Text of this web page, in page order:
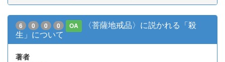
6 0 0 0 OA
〈菩薩地戒品〉に説かれる「殺
生」について
著者